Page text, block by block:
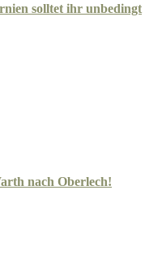
solltet ihr unbedingt
nach Oberlech!